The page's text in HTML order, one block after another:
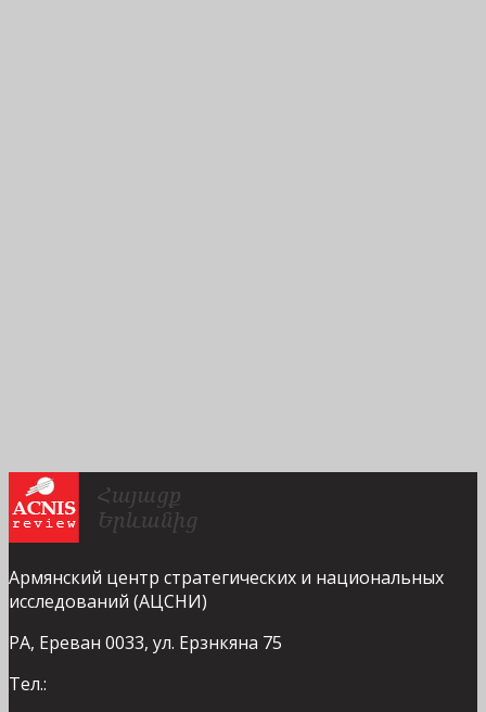
Армянский центр стратегических и национальных
исследований (АЦСНИ)
РА, Ереван 0033, ул. Ерзнкяна 75
Тел.: